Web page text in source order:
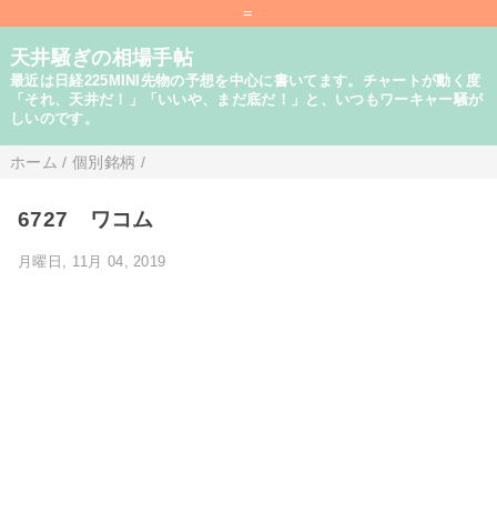
=
天井騒ぎの相場手帖
最近は日経225MINI先物の予想を中心に書いてます。チャートが動く度
「それ、天井だ！」「いいや、まだ底だ！」と、いつもワーキャー騒が
しいのです。
ホーム / 個別銘柄 /
6727 ワコム
月曜日, 11月 04, 2019